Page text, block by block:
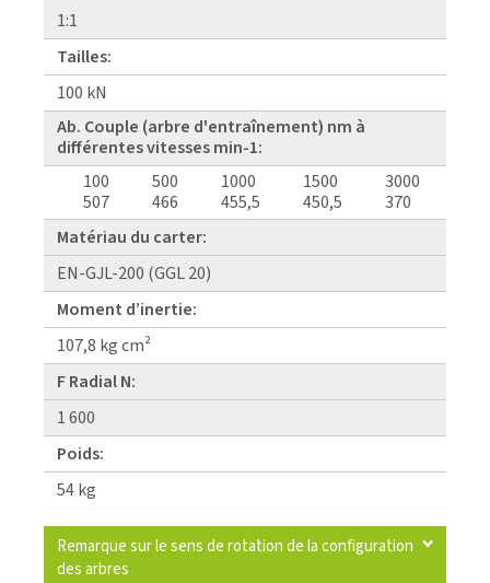
1:1
Tailles:
100 kN
Ab. Couple (arbre d'entraînement) nm à
différentes vitesses min-1:
100
507
500
466
1000
455,5
1500
450,5
3000
370
Matériau du carter:
EN-GJL-200 (GGL 20)
Moment d’inertie:
107,8 kg cm²
F Radial N:
1 600
Poids:
54 kg
Remarque sur le sens de rotation de la configuration
des arbres